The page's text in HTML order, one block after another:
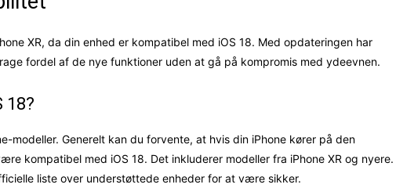
XR, da din enhed er kompatibel med iOS 18. Med opdateringen har
fordel af de nye funktioner uden at gå på kompromis med ydeevnen.
18?
modeller. Generelt kan du forvente, at hvis din iPhone kører på den
kompatibel med iOS 18. Det inkluderer modeller fra iPhone XR og nyere.
liste over understøttede enheder for at være sikker.